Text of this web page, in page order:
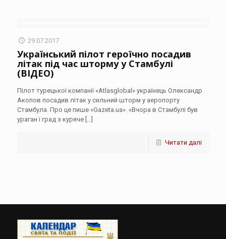
29.07.2017
Український пілот героїчно посадив
літак під час шторму у Стамбулі
(ВІДЕО)
Пілот турецької компанії «Atlasglobal» українець Олександр
Акопов посадив літак у сильний шторм у аеропорту
Стамбула. Про це пише «Gazeta.ua». «Вчора в Стамбулі був
ураган і град з куряче[…]
Читати далі